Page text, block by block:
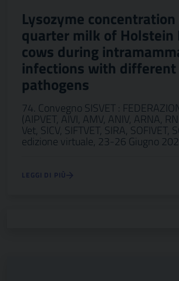
Lysozyme concentration
quarter milk of Holstein
cows during
infections with different
pathogens
74. Convegno SISVET :
(AIPVET, AIVI, AMV, ANIV, ARNA,
Vet, SICV, SIFTVET, SIRA, SOFIVET,
edizione virtuale, 23-26 Giugno
LEGGI DI PIÙ